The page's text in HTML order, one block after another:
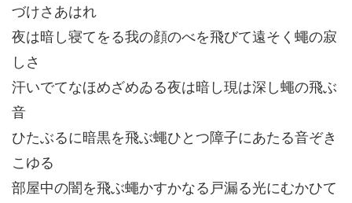
づけさあはれ
夜は暗し寝てをる我の顔のべを飛びて遠そく蠅の寂
しさ
汗いでてなほめざめゐる夜は暗し現は深し蠅の飛ぶ
音
ひたぶるに暗黒を飛ぶ蠅ひとつ障子にあたる音ぞき
こゆる
部屋中の闇を飛ぶ蠅かすかなる戸漏る光にむかひて